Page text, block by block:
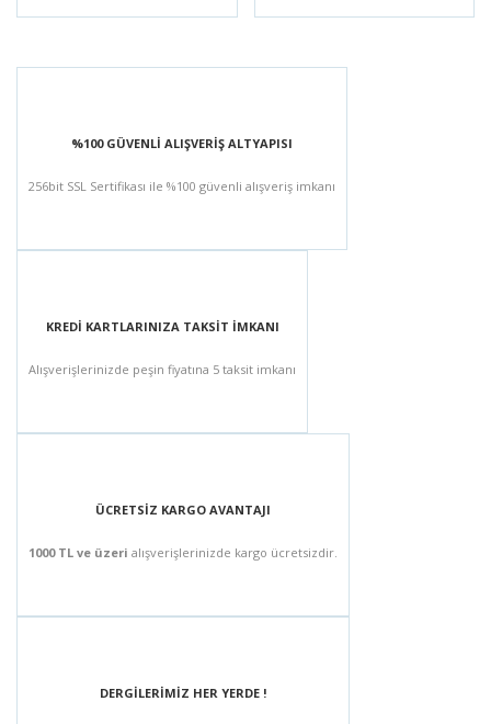
%100 GÜVENLİ ALIŞVERİŞ ALTYAPISI
256bit SSL Sertifikası ile %100 güvenli alışveriş imkanı
KREDİ KARTLARINIZA TAKSİT İMKANI
Alışverişlerinizde peşin fiyatına 5 taksit imkanı
ÜCRETSİZ KARGO AVANTAJI
1000 TL ve üzeri alışverişlerinizde kargo ücretsizdir.
DERGİLERİMİZ HER YERDE !